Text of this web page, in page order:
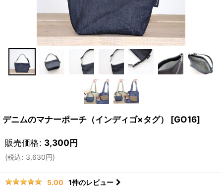
デニムのマナーポーチ（インディゴ×タグ） [GO16]
販売価格: 3,300円
(税込: 3,630円)
5.00 1件のレビュー